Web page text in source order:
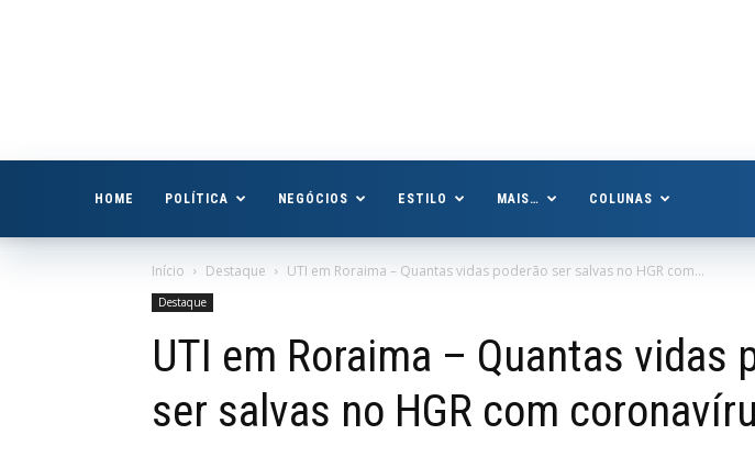
HOME POLÍTICA NEGÓCIOS ESTILO MAIS… COLUNAS
Início Destaque UTI em Roraima – Quantas vidas poderão ser salvas no HGR com...
Destaque
UTI em Roraima – Quantas vidas
ser salvas no HGR com